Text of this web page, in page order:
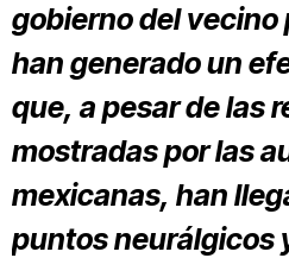
gobierno del vecino
han generado un
que, a pesar de las
mostradas por las
mexicanas, han
puntos neurálgicos